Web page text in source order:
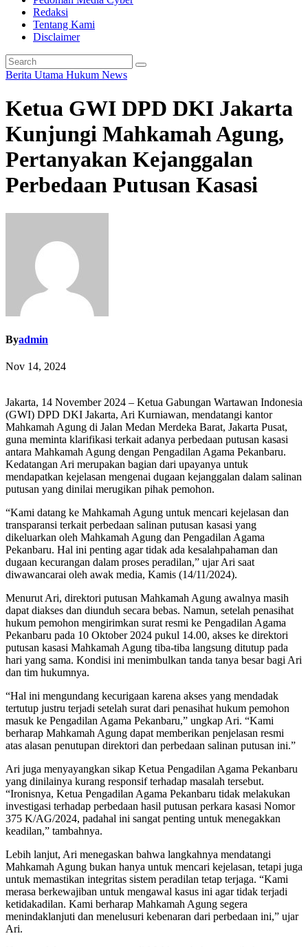
Redaksi
Tentang Kami
Disclaimer
Berita Utama Hukum News
Ketua GWI DPD DKI Jakarta
Kunjungi Mahkamah Agung,
Pertanyakan Kejanggalan
Perbedaan Putusan Kasasi
Byadmin
Nov 14, 2024
Jakarta, 14 November 2024 – Ketua Gabungan Wartawan Indonesia
(GWI) DPD DKI Jakarta, Ari Kurniawan, mendatangi kantor
Mahkamah Agung di Jalan Medan Merdeka Barat, Jakarta Pusat,
guna meminta klarifikasi terkait adanya perbedaan putusan kasasi
antara Mahkamah Agung dengan Pengadilan Agama Pekanbaru.
Kedatangan Ari merupakan bagian dari upayanya untuk
mendapatkan kejelasan mengenai dugaan kejanggalan dalam salinan
putusan yang dinilai merugikan pihak pemohon.
“Kami datang ke Mahkamah Agung untuk mencari kejelasan dan
transparansi terkait perbedaan salinan putusan kasasi yang
dikeluarkan oleh Mahkamah Agung dan Pengadilan Agama
Pekanbaru. Hal ini penting agar tidak ada kesalahpahaman dan
dugaan kecurangan dalam proses peradilan,” ujar Ari saat
diwawancarai oleh awak media, Kamis (14/11/2024).
Menurut Ari, direktori putusan Mahkamah Agung awalnya masih
dapat diakses dan diunduh secara bebas. Namun, setelah penasihat
hukum pemohon mengirimkan surat resmi ke Pengadilan Agama
Pekanbaru pada 10 Oktober 2024 pukul 14.00, akses ke direktori
putusan kasasi Mahkamah Agung tiba-tiba langsung ditutup pada
hari yang sama. Kondisi ini menimbulkan tanda tanya besar bagi Ari
dan tim hukumnya.
“Hal ini mengundang kecurigaan karena akses yang mendadak
tertutup justru terjadi setelah surat dari penasihat hukum pemohon
masuk ke Pengadilan Agama Pekanbaru,” ungkap Ari. “Kami
berharap Mahkamah Agung dapat memberikan penjelasan resmi
atas alasan penutupan direktori dan perbedaan salinan putusan ini.”
Ari juga menyayangkan sikap Ketua Pengadilan Agama Pekanbaru
yang dinilainya kurang responsif terhadap masalah tersebut.
“Ironisnya, Ketua Pengadilan Agama Pekanbaru tidak melakukan
investigasi terhadap perbedaan hasil putusan perkara kasasi Nomor
375 K/AG/2024, padahal ini sangat penting untuk menegakkan
keadilan,” tambahnya.
Lebih lanjut, Ari menegaskan bahwa langkahnya mendatangi
Mahkamah Agung bukan hanya untuk mencari kejelasan, tetapi juga
untuk memastikan integritas sistem peradilan tetap terjaga. “Kami
merasa berkewajiban untuk mengawal kasus ini agar tidak terjadi
ketidakadilan. Kami berharap Mahkamah Agung segera
menindaklanjuti dan menelusuri kebenaran dari perbedaan ini,” ujar
Ari.